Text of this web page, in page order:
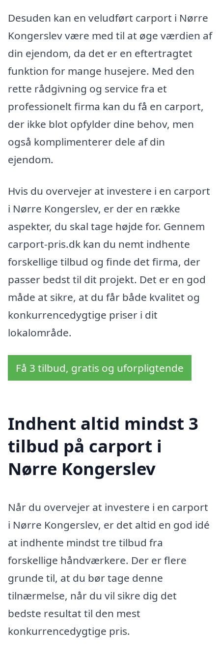
Desuden kan en veludført carport i Nørre
Kongerslev være med til at øge værdien af
din ejendom, da det er en eftertragtet
funktion for mange husejere. Med den
rette rådgivning og service fra et
professionelt firma kan du få en carport,
der ikke blot opfylder dine behov, men
også komplimenterer dele af din
ejendom.
Hvis du overvejer at investere i en carport
i Nørre Kongerslev, er der en række
aspekter, du skal tage højde for. Gennem
carport-pris.dk kan du nemt indhente
forskellige tilbud og finde det firma, der
passer bedst til dit projekt. Det er en god
måde at sikre, at du får både kvalitet og
konkurrencedygtige priser i dit
lokalområde.
Få 3 tilbud, gratis og uforpligtende
Indhent altid mindst 3
tilbud på carport i
Nørre Kongerslev
Når du overvejer at investere i en carport
i Nørre Kongerslev, er det altid en god idé
at indhente mindst tre tilbud fra
forskellige håndværkere. Der er flere
grunde til, at du bør tage denne
tilnærmelse, når du vil sikre dig det
bedste resultat til den mest
konkurrencedygtige pris.